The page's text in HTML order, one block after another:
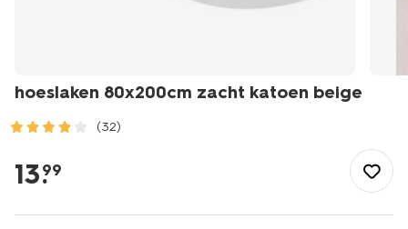
hoeslaken 80x200cm zacht katoen beige
(32)
slapen/slapen/hoeslaken/hoeslaken-
80x200cm-
katoen-
13.
99